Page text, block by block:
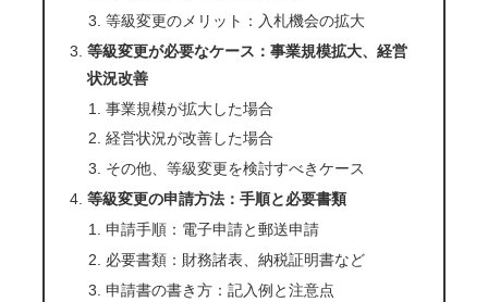
等級変更のメリット：入札機会の拡大
等級変更が必要なケース：事業規模拡大、経営
状況改善
事業規模が拡大した場合
経営状況が改善した場合
その他、等級変更を検討すべきケース
等級変更の申請方法：手順と必要書類
申請手順：電子申請と郵送申請
必要書類：財務諸表、納税証明書など
申請書の書き方：記入例と注意点